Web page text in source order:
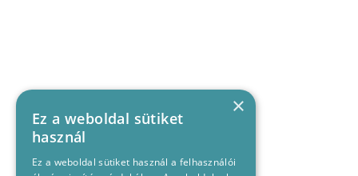
×
Ez a weboldal sütiket
használ
Ez a weboldal sütiket használ a felhasználói